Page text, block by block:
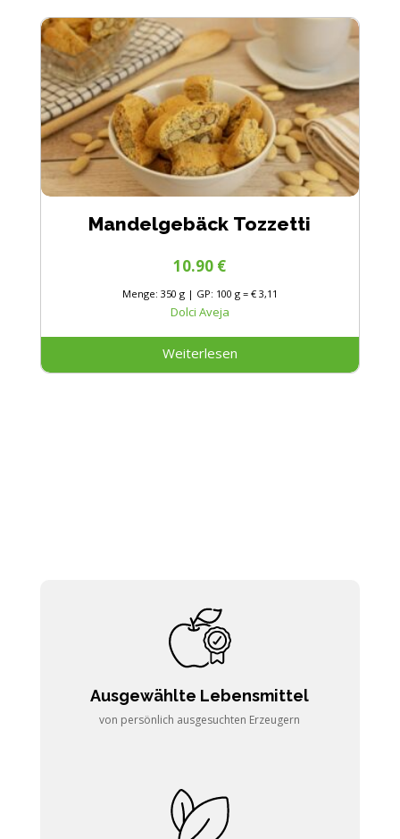
Mandelgebäck Tozzetti
Dolci Aveja
Menge: 350 g | GP: 100 g = € 3,11
10.90 €
Weiterlesen
Ausgewählte Lebensmittel
von persönlich ausgesuchten Erzeugern